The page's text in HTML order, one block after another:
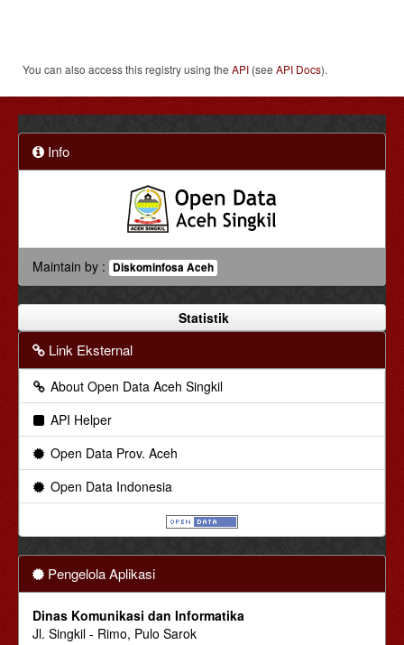
You can also access this registry using the API (see API Docs).
Info
Maintain by : Diskominfosa Aceh
Statistik
Link Eksternal
About Open Data Aceh Singkil
API Helper
Open Data Prov. Aceh
Open Data Indonesia
Pengelola Aplikasi
Dinas Komunikasi dan Informatika
Jl. Singkil - Rimo, Pulo Sarok